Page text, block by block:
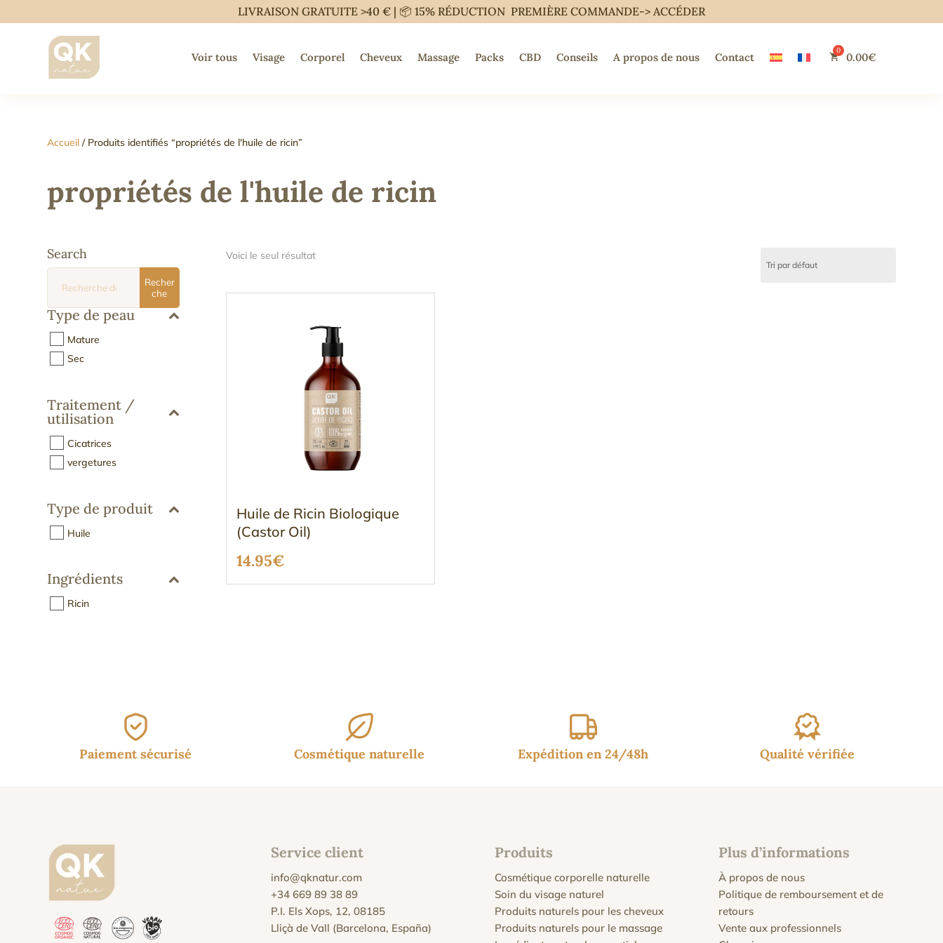
LIVRAISON GRATUITE >40 € | 📦 15% RÉDUCTION PREMIÈRE COMMANDE-> ACCÉDER
Voir tous Visage Corporel Cheveux Massage Packs CBD Conseils A propos de nous Contact 0.00€
Accueil / Produits identifiés “propriétés de l'huile de ricin”
propriétés de l'huile de ricin
Search
pour :
Recher
che
Type de peau
Mature
Sec
Traitement /
utilisation
Cicatrices
vergetures
Type de produit
Huile
Ingrédients
Ricin
Voici le seul résultat
Huile de Ricin Biologique
(Castor Oil)
14.95€
Paiement sécurisé Cosmétique naturelle Expédition en 24/48h Qualité vérifiée
Service client
info@qknatur.com
+34 669 89 38 89
P.I. Els Xops, 12, 08185
Lliçà de Vall (Barcelona, España)
Produits
Cosmétique corporelle naturelle
Soin du visage naturel
Produits naturels pour les cheveux
Produits naturels pour le massage
Plus d’informations
À propos de nous
Politique de remboursement et de
retours
Vente aux professionnels